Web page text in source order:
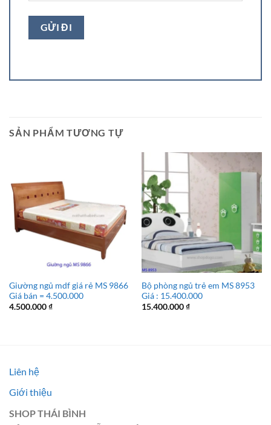
SẢN PHẨM TƯƠNG TỰ
Giường ngủ mdf giá rẻ MS 9866
Giá bán = 4.500.000
4.500.000₫
Bộ phòng ngủ trẻ em MS 8953
Giá : 15.400.000
15.400.000₫
Liên hệ
Giới thiệu
SHOP THÁI BÌNH